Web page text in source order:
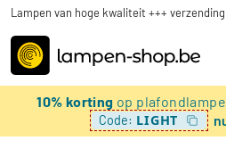
Lampen van hoge kwaliteit +++
10% korting op
Code: LIGHT